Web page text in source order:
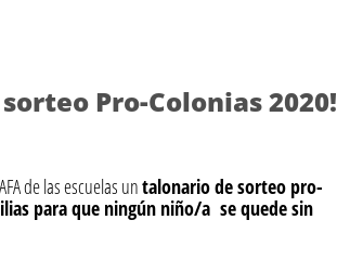
Pro-Colonias 2020!
de las escuelas untalonario de sorteo pro-
para que ningún niño/a se quede sin